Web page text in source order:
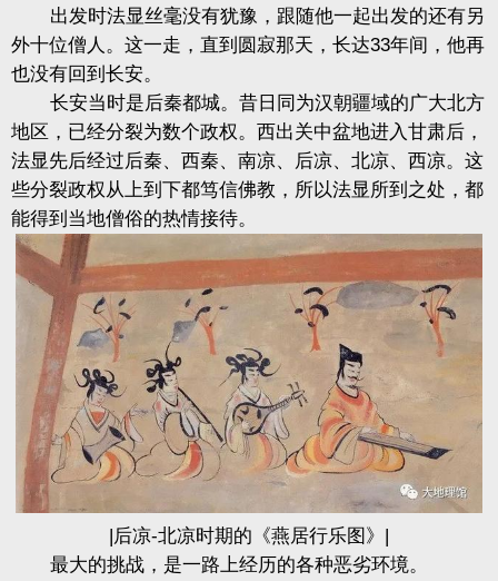
出发时法显丝毫没有犹豫，跟随他一起出发的还有另
外十位僧人。这一走，直到圆寂那天，长达33年间，他再
也没有回到长安。
长安当时是后秦都城。昔日同为汉朝疆域的广大北方
地区，已经分裂为数个政权。西出关中盆地进入甘肃后，
法显先后经过后秦、西秦、南凉、后凉、北凉、西凉。这
些分裂政权从上到下都笃信佛教，所以法显所到之处，都
能得到当地僧俗的热情接待。
|后凉-北凉时期的《燕居行乐图》|
最大的挑战，是一路上经历的各种恶劣环境。